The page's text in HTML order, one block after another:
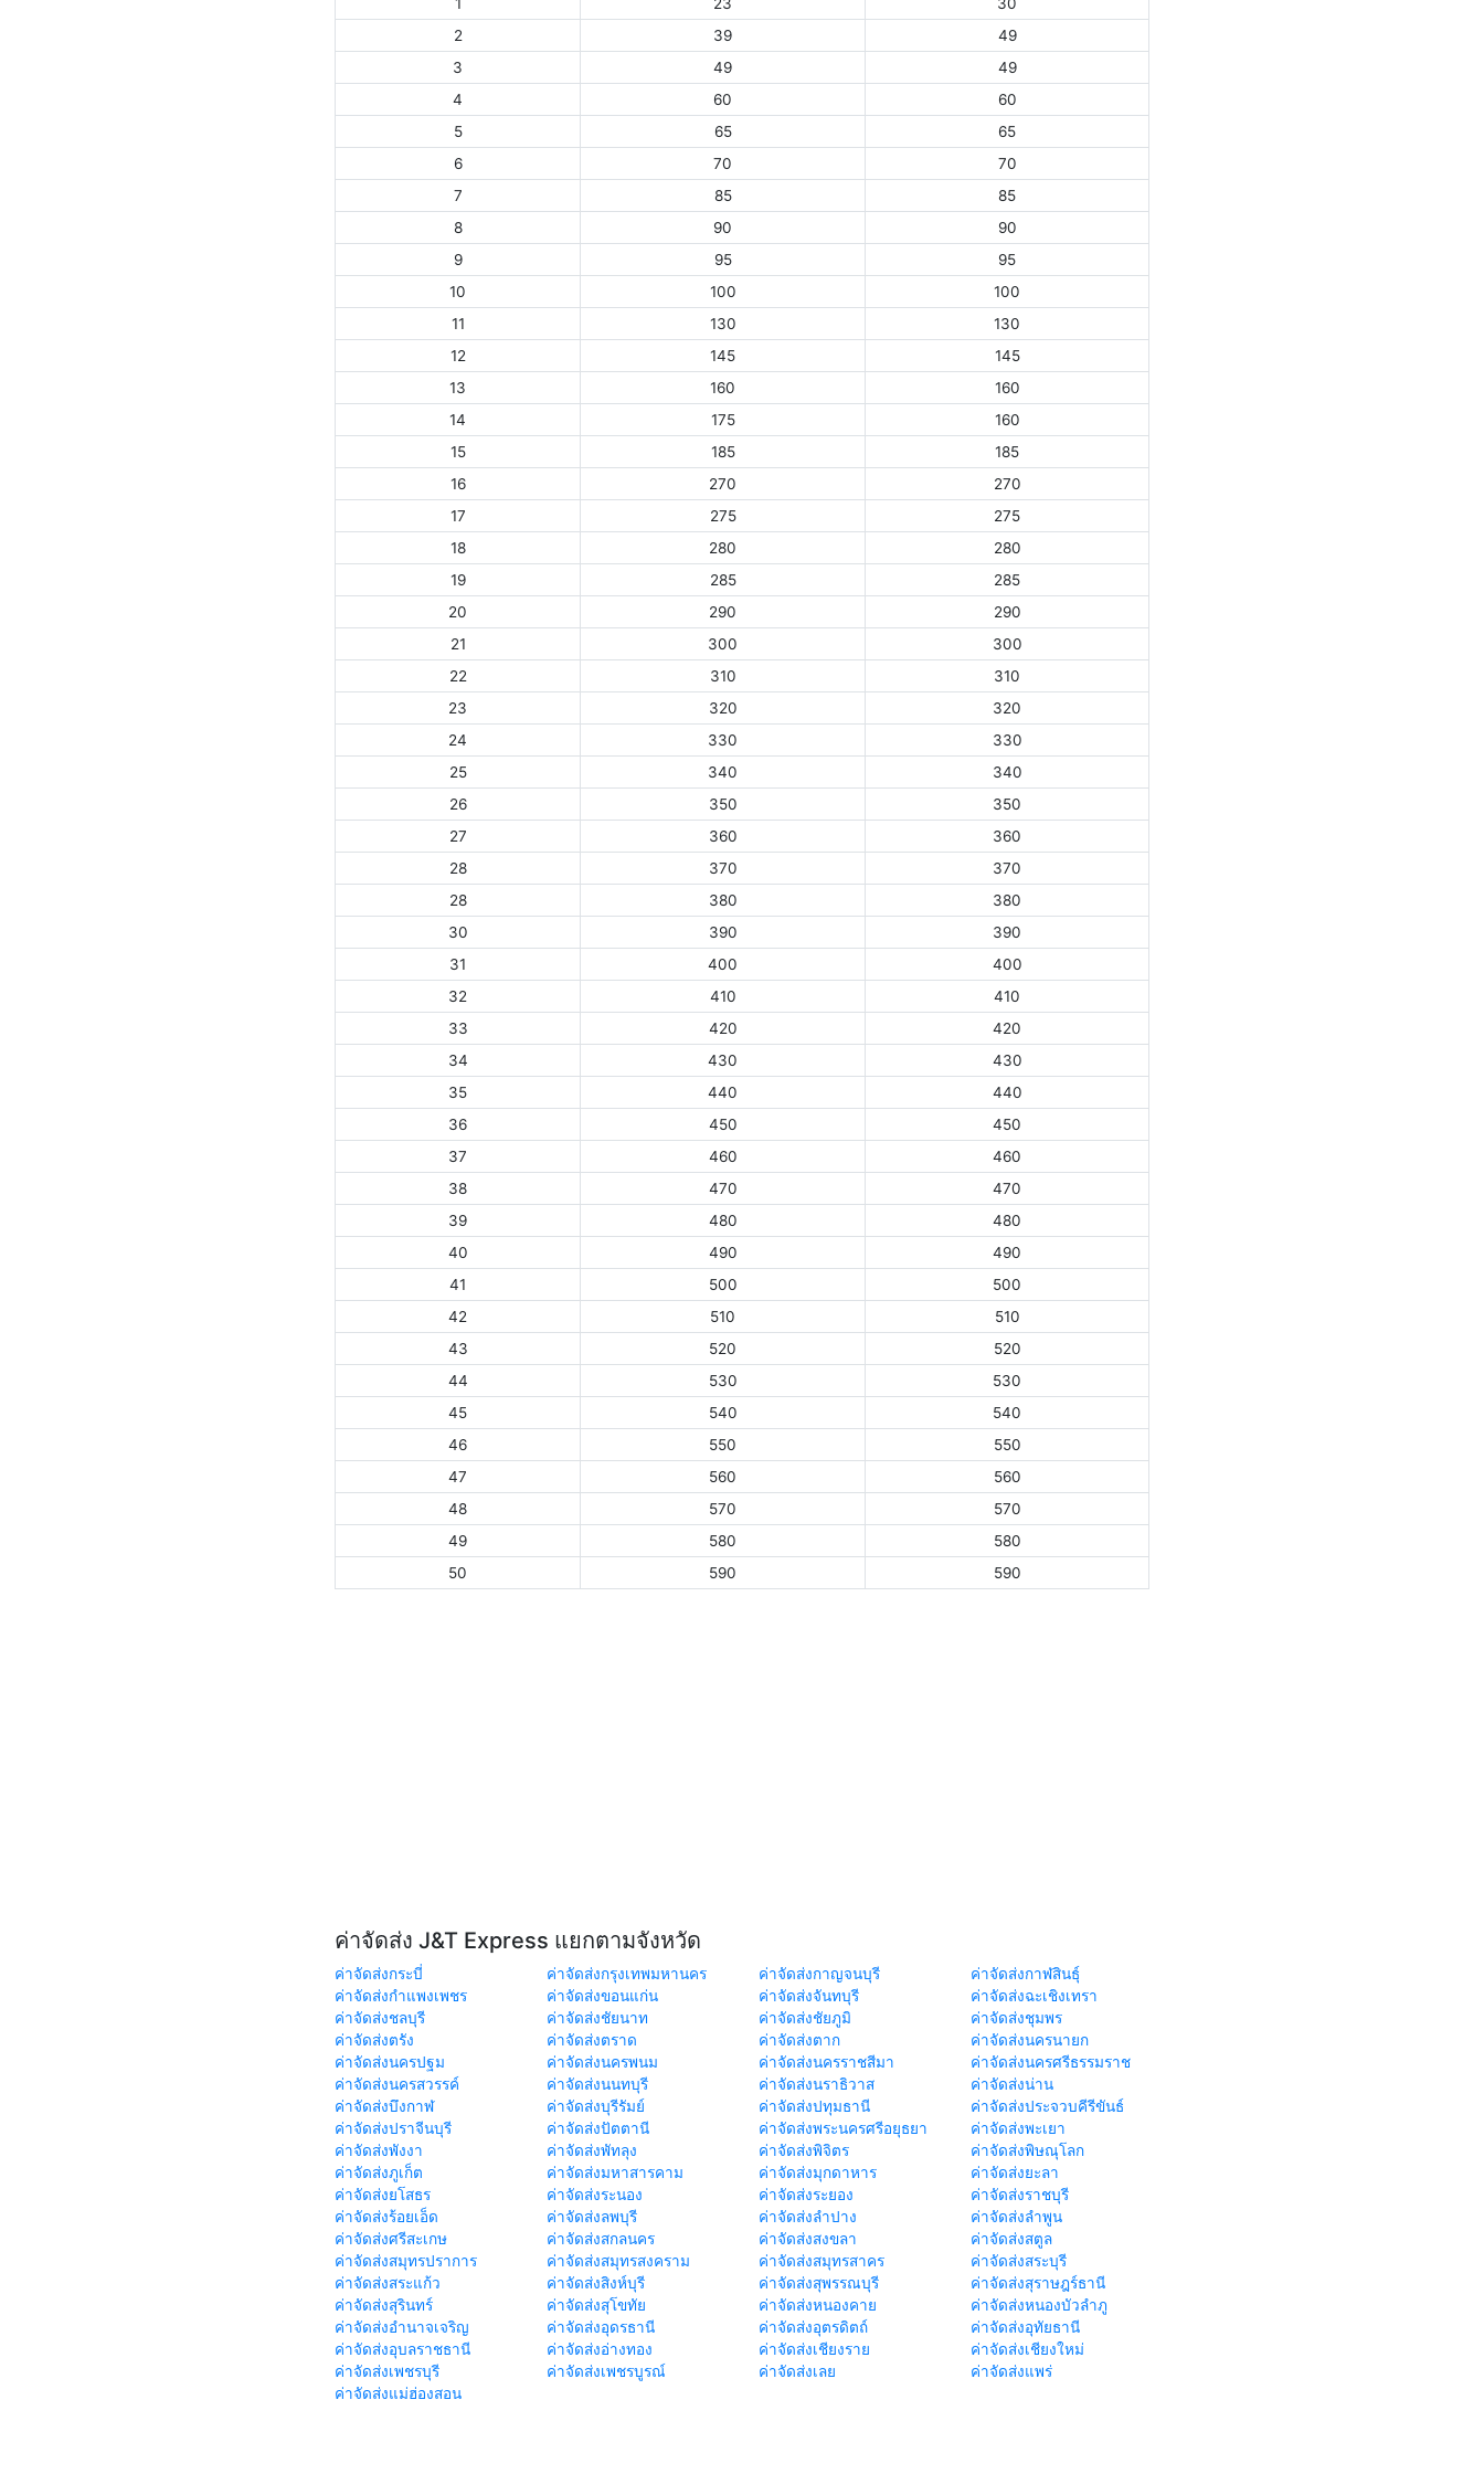
1
23
30
2
39
49
3
49
49
4
60
60
5
65
65
6
70
70
7
85
85
8
90
90
9
95
95
10
100
100
11
130
130
12
145
145
13
160
160
14
175
160
15
185
185
16
270
270
17
275
275
18
280
280
19
285
285
20
290
290
21
300
300
22
310
310
23
320
320
24
330
330
25
340
340
26
350
350
27
360
360
28
370
370
28
380
380
30
390
390
31
400
400
32
410
410
33
420
420
34
430
430
35
440
440
36
450
450
37
460
460
38
470
470
39
480
480
40
490
490
41
500
500
42
510
510
43
520
520
44
530
530
45
540
540
46
550
550
47
560
560
48
570
570
49
580
580
50
590 590
ค่าจัดส่ง J&T Express แยกตามจังหวัด
ค่าจัดส่งกระบี่ ค่าจัดส่งกรุงเทพมหานคร ค่าจัดส่งกาญจนบุรี
ค่าจัดส่งกาฬสินธุ์
ค่าจัดส่งกำแพงเพชร
ค่าจัดส่งขอนแก่น ค่าจัดส่งจันทบุรี
ค่าจัดส่งฉะเชิงเทรา
ค่าจัดส่งชลบุรี
ค่าจัดส่งชัยนาท ค่าจัดส่งชัยภูมิ
ค่าจัดส่งชุมพร
ค่าจัดส่งตรัง
ค่าจัดส่งตราด ค่าจัดส่งตาก
ค่าจัดส่งนครนายก
ค่าจัดส่งนครปฐม
ค่าจัดส่งนครพนม ค่าจัดส่งนครราชสีมา
ค่าจัดส่งนครศรีธรรมราช
ค่าจัดส่งนครสวรรค์
ค่าจัดส่งนนทบุรี ค่าจัดส่งนราธิวาส
ค่าจัดส่งน่าน
ค่าจัดส่งบึงกาฬ
ค่าจัดส่งบุรีรัมย์ ค่าจัดส่งปทุมธานี
ค่าจัดส่งประจวบคีรีขันธ์
ค่าจัดส่งปราจีนบุรี
ค่าจัดส่งปัตตานี ค่าจัดส่งพระนครศรีอยุธยา
ค่าจัดส่งพะเยา
ค่าจัดส่งพังงา
ค่าจัดส่งพัทลุง ค่าจัดส่งพิจิตร
ค่าจัดส่งพิษณุโลก
ค่าจัดส่งภูเก็ต
ค่าจัดส่งมหาสารคาม ค่าจัดส่งมุกดาหาร
ค่าจัดส่งยะลา
ค่าจัดส่งยโสธร
ค่าจัดส่งระนอง ค่าจัดส่งระยอง
ค่าจัดส่งราชบุรี
ค่าจัดส่งร้อยเอ็ด
ค่าจัดส่งลพบุรี ค่าจัดส่งลำปาง
ค่าจัดส่งลำพูน
ค่าจัดส่งศรีสะเกษ
ค่าจัดส่งสกลนคร ค่าจัดส่งสงขลา
ค่าจัดส่งสตูล
ค่าจัดส่งสมุทรปราการ
ค่าจัดส่งสมุทรสงคราม ค่าจัดส่งสมุทรสาคร
ค่าจัดส่งสระบุรี
ค่าจัดส่งสระแก้ว
ค่าจัดส่งสิงห์บุรี ค่าจัดส่งสุพรรณบุรี
ค่าจัดส่งสุราษฎร์ธานี
ค่าจัดส่งสุรินทร์
ค่าจัดส่งสุโขทัย ค่าจัดส่งหนองคาย
ค่าจัดส่งหนองบัวลำภู
ค่าจัดส่งอำนาจเจริญ
ค่าจัดส่งอุดรธานี ค่าจัดส่งอุตรดิตถ์
ค่าจัดส่งอุทัยธานี
ค่าจัดส่งอุบลราชธานี
ค่าจัดส่งอ่างทอง ค่าจัดส่งเชียงราย
ค่าจัดส่งเชียงใหม่
ค่าจัดส่งเพชรบุรี
ค่าจัดส่งเพชรบูรณ์ ค่าจัดส่งเลย
ค่าจัดส่งแพร่
ค่าจัดส่งแม่ฮ่องสอน